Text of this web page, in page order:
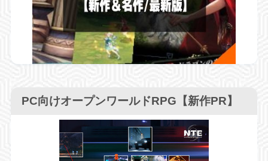
PC向けオープンワールドRPG【新作PR】